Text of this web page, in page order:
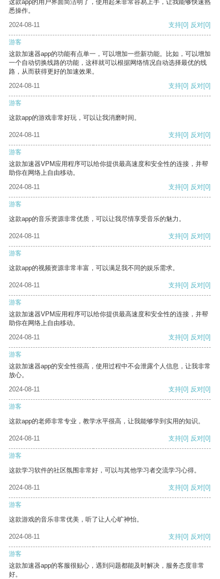
这款app的用户界面简洁明了，使用起来非常容易上手，让我能够快速熟
悉操作。
2024-08-11
支持[0] 反对[0]
游客
这款加速器app的功能有点单一，可以增加一些新功能。比如，可以增加
一个自动切换线路的功能，这样就可以根据网络情况自动选择最优的线
路，从而获得更好的加速效果。
2024-08-11
支持[0] 反对[0]
游客
这款app的游戏非常好玩，可以让我消磨时间。
2024-08-11 支持[0] 反对[0]
游客
这款加速器VPM应用程序可以给你提供最高速度和安全性的连接，并帮
助你在网络上自由移动。
2024-08-11
支持[0] 反对[0]
游客
这款app的音乐资源非常优质，可以让我尽情享受音乐的魅力。
2024-08-11 支持[0] 反对[0]
游客
这款app的视频资源非常丰富，可以满足我不同的娱乐需求。
2024-08-11 支持[0] 反对[0]
游客
这款加速器VPM应用程序可以给你提供最高速度和安全性的连接，并帮
助你在网络上自由移动。
2024-08-11
支持[0] 反对[0]
游客
这款加速器app的安全性很高，使用过程中不会泄露个人信息，让我非常
放心。
2024-08-11
支持[0] 反对[0]
游客
这款app的老师非常专业，教学水平很高，让我能够学到实用的知识。
2024-08-11 支持[0] 反对[0]
游客
这款学习软件的社区氛围非常好，可以与其他学习者交流学习心得。
2024-08-11 支持[0] 反对[0]
游客
这款游戏的音乐非常优美，听了让人心旷神怡。
2024-08-11 支持[0] 反对[0]
游客
这款加速器app的客服很贴心，遇到问题都能及时解决，服务态度非常
好。